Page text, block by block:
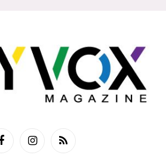
FacebookInstagramRSS